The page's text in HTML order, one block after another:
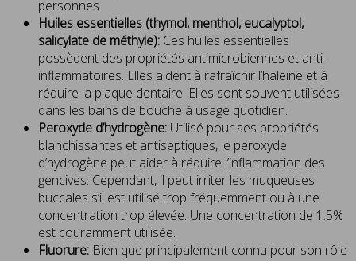
personnes.
Huiles essentielles (thymol, menthol, eucalyptol,
salicylate de méthyle): Ces huiles essentielles
possèdent des propriétés antimicrobiennes et anti-
inflammatoires. Elles aident à rafraîchir l’haleine et à
réduire la plaque dentaire. Elles sont souvent utilisées
dans les bains de bouche à usage quotidien.
Peroxyde d’hydrogène: Utilisé pour ses propriétés
blanchissantes et antiseptiques, le peroxyde
d’hydrogène peut aider à réduire l’inflammation des
gencives. Cependant, il peut irriter les muqueuses
buccales s’il est utilisé trop fréquemment ou à une
concentration trop élevée. Une concentration de 1.5%
est couramment utilisée.
Fluorure: Bien que principalement connu pour son rôle